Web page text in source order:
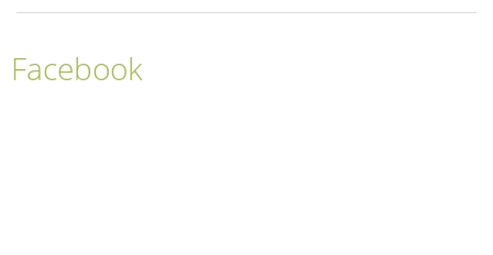
Facebook